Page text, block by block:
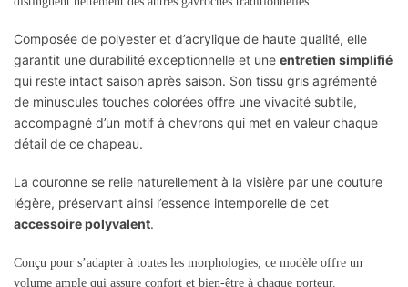
Composée de polyester et d’acrylique de haute qualité, elle
garantit une durabilité exceptionnelle et une entretien simplifié
qui reste intact saison après saison. Son tissu gris agrémenté
de minuscules touches colorées offre une vivacité subtile,
accompagné d’un motif à chevrons qui met en valeur chaque
détail de ce chapeau.
La couronne se relie naturellement à la visière par une couture
légère, préservant ainsi l’essence intemporelle de cet
accessoire polyvalent.
Conçu pour s’adapter à toutes les morphologies, ce modèle offre un
volume ample qui assure confort et bien-être à chaque porteur.